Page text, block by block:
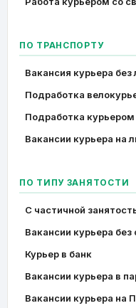
ПО ТРАНСПОРТУ
Вакансия курьера
Подработка
Подработка
Вакансии курьера на
ПО ТИПУ ЗАНЯТОСТИ
C частичной
Вакансии курьера
Курьер в банк
Вакансии курьера в
Вакансии курьера на